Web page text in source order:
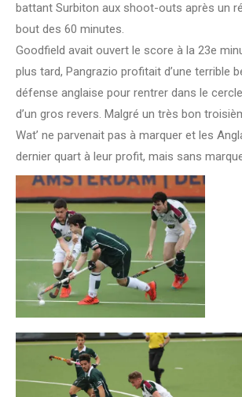
battant Surbiton aux shoot-outs après un
bout des 60 minutes.
Goodfield avait ouvert le score à la 23e
plus tard, Pangrazio profitait d’une terrible
défense anglaise pour rentrer dans le
d’un gros revers. Malgré un très bon
Wat’ ne parvenait pas à marquer et les
dernier quart à leur profit, mais sans